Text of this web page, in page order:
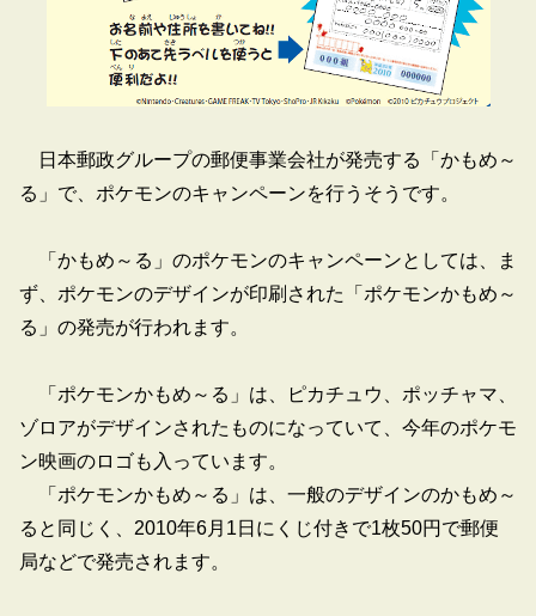
日本郵政グループの郵便事業会社が発売する「かもめ～
る」で、ポケモンのキャンペーンを行うそうです。
「かもめ～る」のポケモンのキャンペーンとしては、ま
ず、ポケモンのデザインが印刷された「ポケモンかもめ～
る」の発売が行われます。
「ポケモンかもめ～る」は、ピカチュウ、ポッチャマ、
ゾロアがデザインされたものになっていて、今年のポケモ
ン映画のロゴも入っています。
「ポケモンかもめ～る」は、一般のデザインのかもめ～
ると同じく、2010年6月1日にくじ付きで1枚50円で郵便
局などで発売されます。